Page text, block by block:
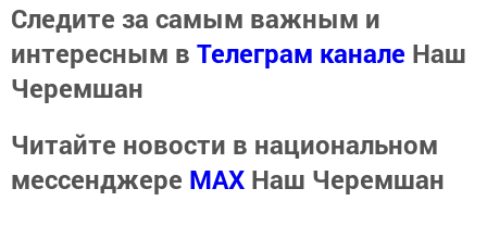
Следите за самым важным и
интересным в Телеграм канале Наш
Черемшан
Читайте новости в национальном
мессенджере MАХ Наш Черемшан